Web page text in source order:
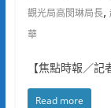
觀光局高閔琳局長,
華
【焦點時報／
Read more